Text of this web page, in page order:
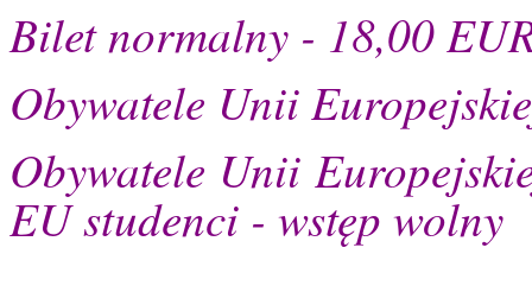
Bilet normalny - 18,00
Obywatele Unii
Obywatele Unii
EU studenci - wstęp wolny